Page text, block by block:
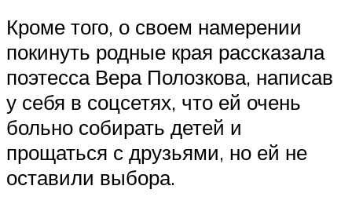
Кроме того, о своем намерении
покинуть родные края рассказала
поэтесса Вера Полозкова, написав
у себя в соцсетях, что ей очень
больно собирать детей и
прощаться с друзьями, но ей не
оставили выбора.